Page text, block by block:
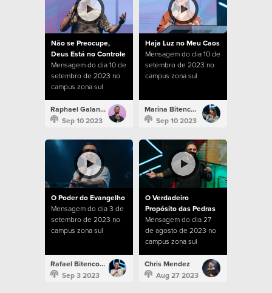
Não se Preocupe,
Deus Está no Controle
Mensagem do dia 10 de
setembro de 2023 no
campus zona sul
Raphael Galante
Sep 10 2023
Haja Luz no Meu Caos
Mensagem do dia 10 de
setembro de 2023 no
campus zona sul
Marina Bitencourt
Sep 10 2023
O Poder do Evangelho
Mensagem do dia 3 de
setembro de 2023 no
campus zona sul
Rafael Bitencourt
Sep 3 2023
O Verdadeiro
Propósito das Pedras
Mensagem do dia 27
de agosto de 2023 no
campus zona sul
Chris Mendez
Aug 27 2023